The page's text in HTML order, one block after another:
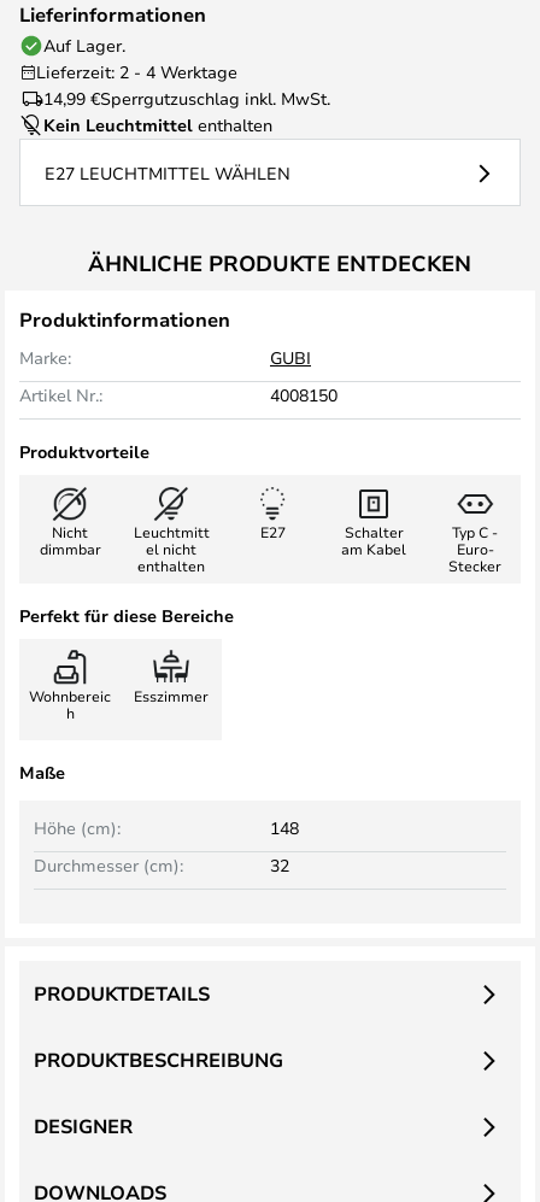
Lieferinformationen
Auf Lager.
Lieferzeit: 2 - 4 Werktage
14,99 €Sperrgutzuschlag inkl. MwSt.
Kein Leuchtmittel enthalten
E27 LEUCHTMITTEL WÄHLEN
ÄHNLICHE PRODUKTE ENTDECKEN
Produktinformationen
Marke:
GUBI
Artikel Nr.:
4008150
Produktvorteile
Nicht
dimmbar
Leuchtmitt
el nicht
enthalten
E27
Schalter
am Kabel
Typ C -
Euro-
Stecker
Perfekt für diese Bereiche
Wohnbereic
h
Esszimmer
Maße
Höhe (cm):
148
Durchmesser (cm):
32
PRODUKTBESCHREIBUNG
PRODUKTDETAILS
DESIGNER
DOWNLOADS